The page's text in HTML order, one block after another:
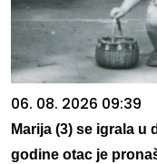
06. 08. 2026 09:39
Marija (3) se igrala u
godine otac je